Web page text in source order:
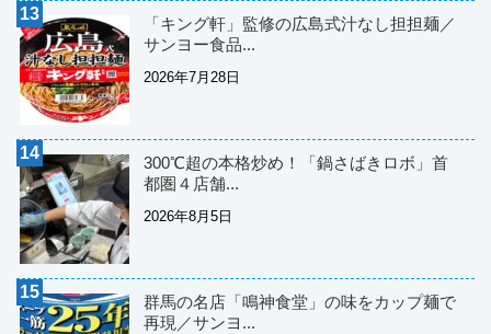
「キング軒」監修の広島式汁なし担担麺／
サンヨー食品...
2026年7月28日
300℃超の本格炒め！「鍋さばきロボ」首
都圏４店舗...
2026年8月5日
群馬の名店「鳴神食堂」の味をカップ麺で
再現／サンヨ...